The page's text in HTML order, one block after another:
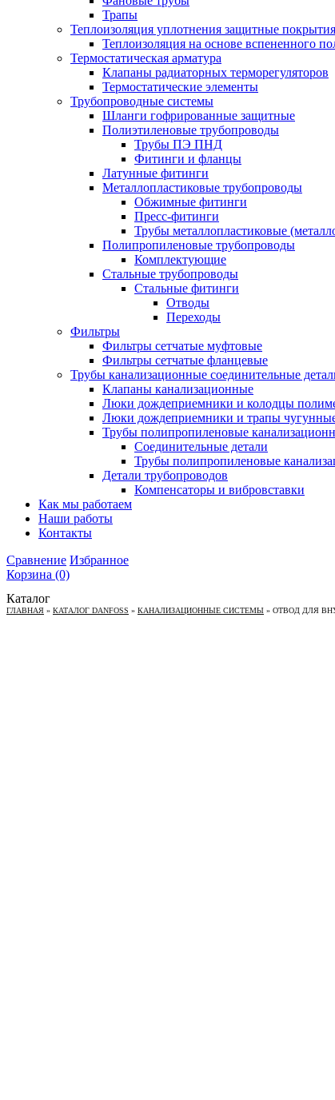
Трапы
Теплоизоляция уплотнения защитные покрытия
Теплоизоляция на основе вспененного
Термостатическая арматура
Клапаны радиаторных терморегуляторов
Термостатические элементы
Трубопроводные системы
Шланги гофрированные защитные
Полиэтиленовые трубопроводы
Трубы ПЭ ПНД
Фитинги и фланцы
Латунные фитинги
Металлопластиковые трубопроводы
Обжимные фитинги
Пресс-фитинги
Трубы металлопластиковые
Полипропиленовые трубопроводы
Комплектующие
Стальные трубопроводы
Стальные фитинги
Отводы
Переходы
Фильтры
Фильтры сетчатые муфтовые
Фильтры сетчатые фланцевые
Трубы канализационные соединительные
Клапаны канализационные
Люки дождеприемники и колодцы
Люки дождеприемники и трапы
Трубы полипропиленовые
Соединительные детали
Трубы полипропиленовые
Детали трубопроводов
Компенсаторы и вибровставки
Как мы работаем
Наши работы
Контакты
Сравнение Избранное
Корзина (0)
Каталог
ГЛАВНАЯ » КАТАЛОГ DANFOSS » КАНАЛИЗАЦИОННЫЕ СИСТЕМЫ » ОТВОД ДЛЯ